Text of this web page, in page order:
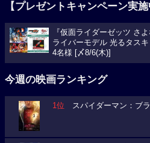
【プレゼントキャンペーン実施
『仮面ライダーゼッツ さ
ライバーモデル 光るタスキ
4名様 [〆8/6(木)]
今週の映画ランキング
1位 スパイダーマン：ブ